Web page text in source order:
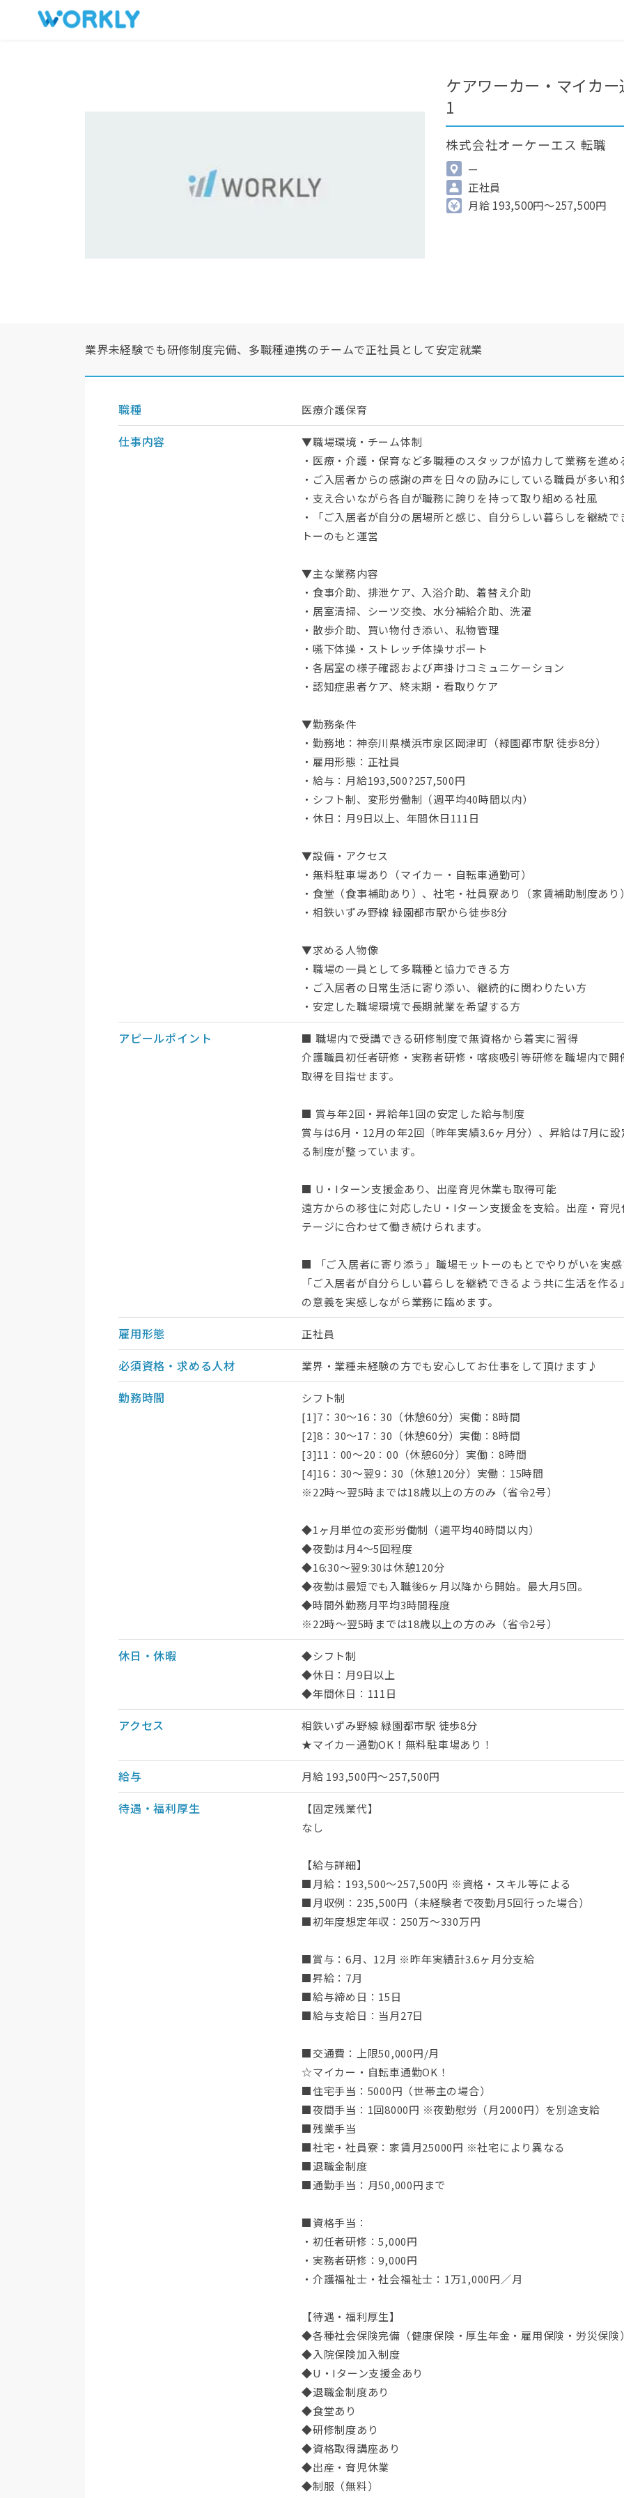
ケアワーカー・マイカ
1
株式会社オーケーエス 転職
—
正社員
月給 193,500円～257,500円
業界未経験でも研修制度完備、多職種連携のチームで正社員として安定就業
職種 医療介護保育
仕事内容
▼職場環境・チーム体制
・医療・介護・保育など多職種のスタッフが協力して業務を進め
・ご入居者からの感謝の声を日々の励みにしている職員が多い
・支え合いながら各自が職務に誇りを持って取り組める社風
・「ご入居者が自分の居場所と感じ、自分らしい暮らしを継続
トーのもと運営
▼主な業務内容
・食事介助、排泄ケア、入浴介助、着替え介助
・居室清掃、シーツ交換、水分補給介助、洗濯
・散歩介助、買い物付き添い、私物管理
・嚥下体操・ストレッチ体操サポート
・各居室の様子確認および声掛けコミュニケーション
・認知症患者ケア、終末期・看取りケア
▼勤務条件
・勤務地：神奈川県横浜市泉区岡津町（緑園都市駅 徒歩8分）
・雇用形態：正社員
・給与：月給193,500?257,500円
・シフト制、変形労働制（週平均40時間以内）
・休日：月9日以上、年間休日111日
▼設備・アクセス
・無料駐車場あり（マイカー・自転車通勤可）
・食堂（食事補助あり）、社宅・社員寮あり（家賃補助制度あり
・相鉄いずみ野線 緑園都市駅から徒歩8分
▼求める人物像
・職場の一員として多職種と協力できる方
・ご入居者の日常生活に寄り添い、継続的に関わりたい方
・安定した職場環境で長期就業を希望する方
アピールポイント
■ 職場内で受講できる研修制度で無資格から着実に習得
介護職員初任者研修・実務者研修・喀痰吸引等研修を職場内で
取得を目指せます。
■ 賞与年2回・昇給年1回の安定した給与制度
賞与は6月・12月の年2回（昨年実績3.6ヶ月分）、昇給は7月に
る制度が整っています。
■ U・Iターン支援金あり、出産育児休業も取得可能
遠方からの移住に対応したU・Iターン支援金を支給。出産・育
テージに合わせて働き続けられます。
■ 「ご入居者に寄り添う」職場モットーのもとでやりがいを実
「ご入居者が自分らしい暮らしを継続できるよう共に生活を作
の意義を実感しながら業務に臨めます。
雇用形態 正社員
必須資格・求める人材 業界・業種未経験の方でも安心してお仕事をして頂けます♪
勤務時間
シフト制
[1]7：30～16：30（休憩60分）実働：8時間
[2]8：30～17：30（休憩60分）実働：8時間
[3]11：00～20：00（休憩60分）実働：8時間
[4]16：30～翌9：30（休憩120分）実働：15時間
※22時～翌5時までは18歳以上の方のみ（省令2号）
◆1ヶ月単位の変形労働制（週平均40時間以内）
◆夜勤は月4～5回程度
◆16:30～翌9:30は休憩120分
◆夜勤は最短でも入職後6ヶ月以降から開始。最大月5回。
◆時間外勤務月平均3時間程度
※22時～翌5時までは18歳以上の方のみ（省令2号）
休日・休暇
◆シフト制
◆休日：月9日以上
◆年間休日：111日
アクセス
相鉄いずみ野線 緑園都市駅 徒歩8分
★マイカー通勤OK！無料駐車場あり！
給与 月給 193,500円～257,500円
待遇・福利厚生
【固定残業代】
なし
【給与詳細】
■月給：193,500～257,500円 ※資格・スキル等による
■月収例：235,500円（未経験者で夜勤月5回行った場合）
■初年度想定年収：250万～330万円
■賞与：6月、12月 ※昨年実績計3.6ヶ月分支給
■昇給：7月
■給与締め日：15日
■給与支給日：当月27日
■交通費：上限50,000円/月
☆マイカー・自転車通勤OK！
■住宅手当：5000円（世帯主の場合）
■夜間手当：1回8000円 ※夜勤慰労（月2000円）を別途支給
■残業手当
■社宅・社員寮：家賃月25000円 ※社宅により異なる
■退職金制度
■通勤手当：月50,000円まで
■資格手当：
・初任者研修：5,000円
・実務者研修：9,000円
・介護福祉士・社会福祉士：1万1,000円／月
【待遇・福利厚生】
◆各種社会保険完備（健康保険・厚生年金・雇用保険・労災保険
◆入院保険加入制度
◆U・Iターン支援金あり
◆退職金制度あり
◆食堂あり
◆研修制度あり
◆資格取得講座あり
◆出産・育児休業
◆制服（無料）